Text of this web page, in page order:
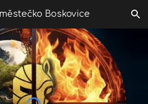
Skip to navigation
Boskovice